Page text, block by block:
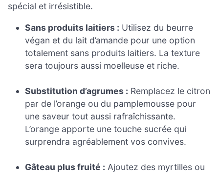
spécial et irrésistible.
Sans produits laitiers : Utilisez du beurre
végan et du lait d’amande pour une option
totalement sans produits laitiers. La texture
sera toujours aussi moelleuse et riche.
Substitution d’agrumes : Remplacez le citron
par de l’orange ou du pamplemousse pour
une saveur tout aussi rafraîchissante.
L’orange apporte une touche sucrée qui
surprendra agréablement vos convives.
Gâteau plus fruité : Ajoutez des myrtilles ou